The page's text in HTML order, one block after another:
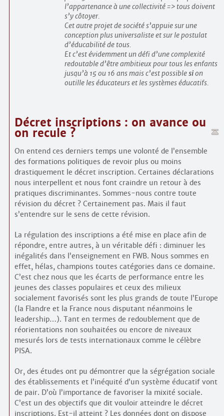
l’appartenance à une collectivité => tous doivent
s’y côtoyer.
Cet autre projet de société s’appuie sur une
conception plus universaliste et sur le postulat
d’éducabilité de tous.
Et c’est évidemment un défi d’une complexité
redoutable d’être ambitieux pour tous les enfants
jusqu’à 15 ou 16 ans mais c’est possiblesion
outille les éducateurs et les systèmes éducatifs.
Décret inscriptions : on avance ou
on recule ?
On entend ces derniers temps une volonté de l’ensemble
des formations politiques de revoir plus ou moins
drastiquement le décret inscription. Certaines déclarations
nous interpellent et nous font craindre un retour à des
pratiques discriminantes. Sommes-nous contre toute
révision du décret ? Certainement pas. Mais il faut
s’entendre sur le sens de cette révision.
La régulation des inscriptions a été mise en place afin de
répondre, entre autres, à un véritable défi : diminuer les
inégalités dans l’enseignement en FWB. Nous sommes en
effet, hélas, champions toutes catégories dans ce domaine.
C’est chez nous que les écarts de performance entre les
jeunes des classes populaires et ceux des milieux
socialement favorisés sont les plus grands de toute l’Europe
(la Flandre et la France nous disputant néanmoins le
leadership…). Tant en termes de redoublement que de
réorientations non souhaitées ou encore de niveaux
mesurés lors de tests internationaux comme le célèbre
PISA.
Or, des études ont pu démontrer que la ségrégation sociale
des établissements et l’inéquité d’un système éducatif vont
de pair. D’où l’importance de favoriser la mixité sociale.
C’est un des objectifs que dit vouloir atteindre le décret
inscriptions. Est-il atteint ? Les données dont on dispose